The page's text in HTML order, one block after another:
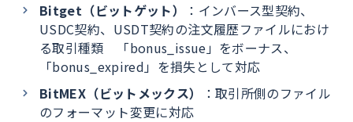
Bitget（ビットゲット）
：インバース型契約、
USDC契約、USDT契約の注文履歴ファイルにおけ
る取引種類 「bonus_issue」をボーナス、
「bonus_expired」を損失として対応
BitMEX（ビットメックス）
：取引所側のファイル
のフォーマット変更に対応